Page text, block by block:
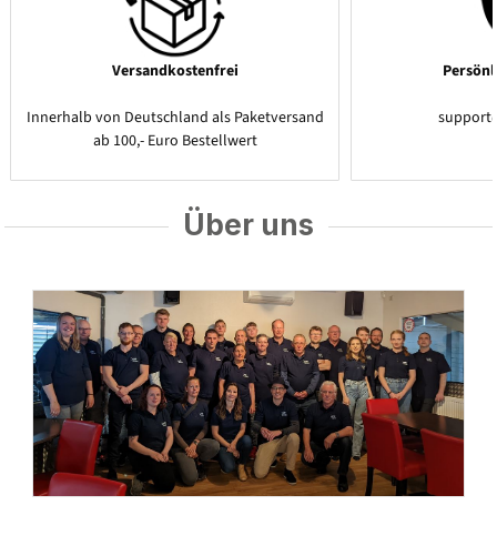
Versandkostenfrei
Innerhalb von Deutschland als Paketversand
ab 100,- Euro Bestellwert
Über uns